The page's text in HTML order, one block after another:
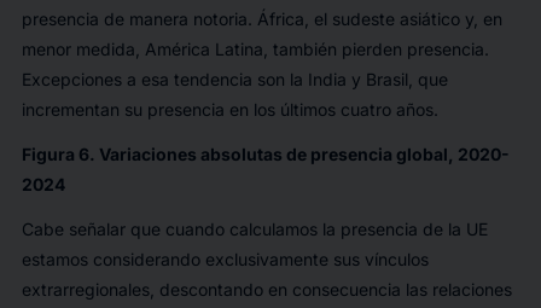
presencia de manera notoria. África, el sudeste asiático y, en
menor medida, América Latina, también pierden presencia.
Excepciones a esa tendencia son la India y Brasil, que
incrementan su presencia en los últimos cuatro años.
Figura 6. Variaciones absolutas de presencia global, 2020-
2024
Cabe señalar que cuando calculamos la presencia de la UE
estamos considerando exclusivamente sus vínculos
extrarregionales, descontando en consecuencia las relaciones